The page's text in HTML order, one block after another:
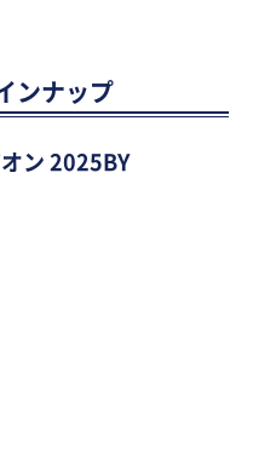
ンナップ
ン 2025BY